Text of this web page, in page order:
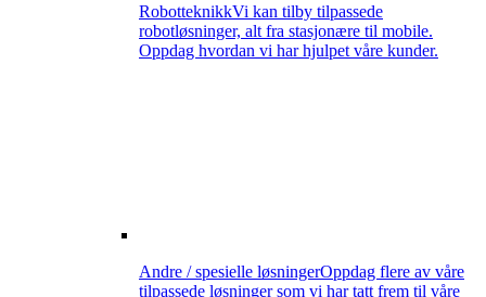
RobotteknikkVi kan tilby tilpassede
robotløsninger, alt fra stasjonære til mobile.
Oppdag hvordan vi har hjulpet våre kunder.
Andre / spesielle løsningerOppdag flere av våre
tilpassede løsninger som vi har tatt frem til våre